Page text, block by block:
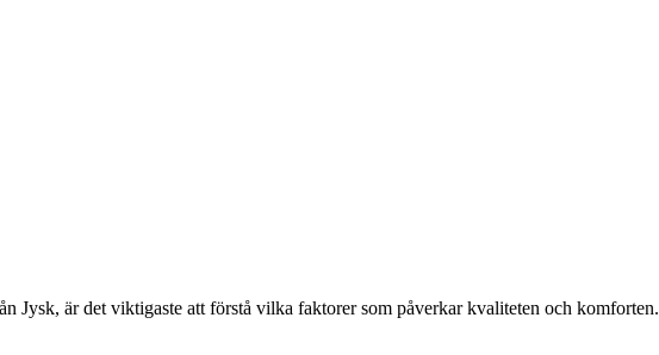
Jysk, är det viktigaste att förstå vilka faktorer som påverkar kvaliteten och komforten.